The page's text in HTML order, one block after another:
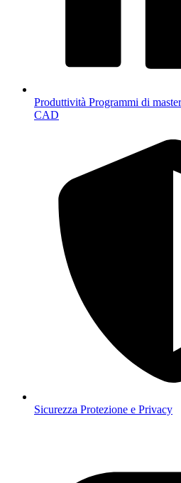
Produttività Programmi di
CAD
Sicurezza Protezione e Privacy